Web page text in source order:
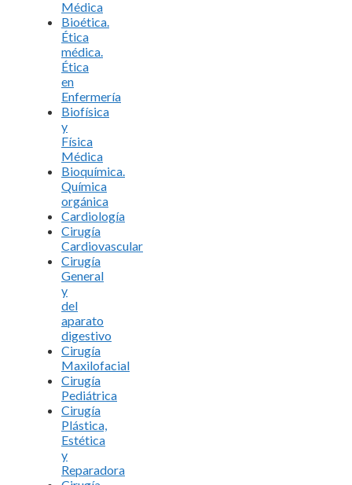
Médica
Bioética.
Ética
médica.
Ética
en
Enfermería
Biofísica
y
Física
Médica
Bioquímica.
Química
orgánica
Cardiología
Cirugía
Cardiovascular
Cirugía
General
y
del
aparato
digestivo
Cirugía
Maxilofacial
Cirugía
Pediátrica
Cirugía
Plástica,
Estética
y
Reparadora